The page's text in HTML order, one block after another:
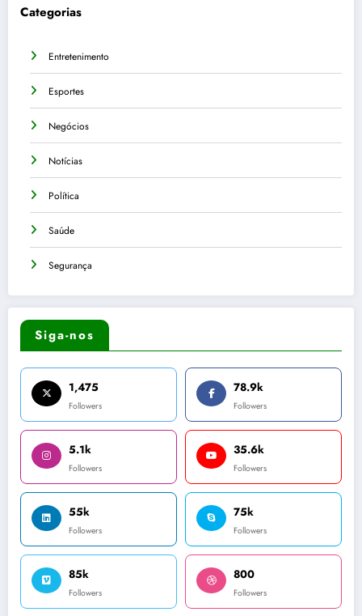
Categorias
Entretenimento
Esportes
Negócios
Notícias
Política
Saúde
Segurança
Siga-nos
1,475
Followers
78.9k
Followers
5.1k
Followers
35.6k
Followers
55k
Followers
75k
Followers
85k
Followers
800
Followers